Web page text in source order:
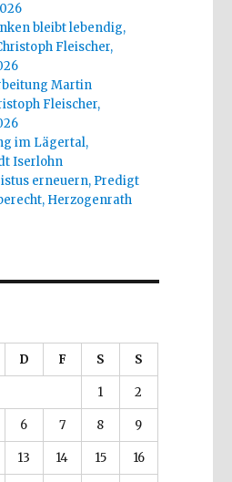
bleibt lebendig,
Fleischer,
Martin
Fleischer,
im Lägertal,
Iserlohn
erneuern, Predigt
Herzogenrath
D F S S
1 2
6 7 8 9
13 14 15 16